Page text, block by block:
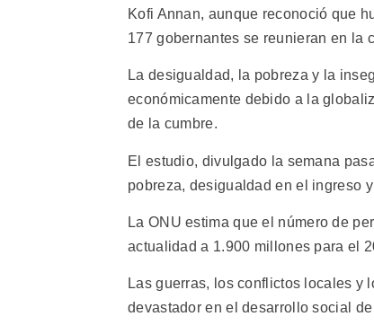
Kofi Annan, aunque reconoció que
177 gobernantes se reunieran en la
La desigualdad, la pobreza y la
económicamente debido a la
de la cumbre.
El estudio, divulgado la semana
pobreza, desigualdad en el ingreso
La ONU estima que el número de
actualidad a 1.900 millones para el
Las guerras, los conflictos locales y
devastador en el desarrollo social